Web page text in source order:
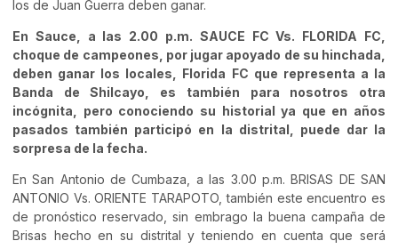
los de Juan Guerra deben ganar.
En Sauce, a las 2.00 p.m. SAUCE FC Vs. FLORIDA FC,
choque de campeones, por jugar apoyado de su hinchada,
deben ganar los locales, Florida FC que representa a la
Banda de Shilcayo, es también para nosotros otra
incógnita, pero conociendo su historial ya que en años
pasados también participó en la distrital, puede dar la
sorpresa de la fecha.
En San Antonio de Cumbaza, a las 3.00 p.m. BRISAS DE SAN
ANTONIO Vs. ORIENTE TARAPOTO, también este encuentro es
de pronóstico reservado, sin embrago la buena campaña de
Brisas hecho en su distrital y teniendo en cuenta que será